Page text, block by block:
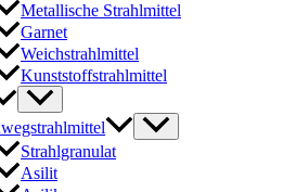
Metallische Strahlmittel
Garnet
Weichstrahlmittel
Kunststoffstrahlmittel
Strahlgranulat
Asilit